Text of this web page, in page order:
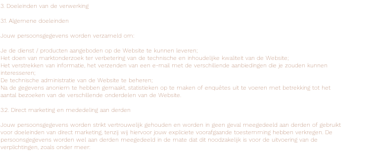
3. Doeleinden van de verwerking
3.1. Algemene doeleinden
Jouw persoonsgegevens worden verzameld om:
Je de dienst / producten aangeboden op de Website te kunnen leveren;
Het doen van marktonderzoek ter verbetering van de technische en inhoudelijke kwaliteit van de Website;
Het verstrekken van informatie, het verzenden van een e-mail met de verschillende aanbiedingen die je zouden kunnen
interesseren;
De technische administratie van de Website te beheren;
Na de gegevens anoniem te hebben gemaakt, statistieken op te maken of enquêtes uit te voeren met betrekking tot het
aantal bezoeken van de verschillende onderdelen van de Website.
3.2. Direct marketing en mededeling aan derden
Jouw persoonsgegevens worden strikt vertrouwelijk gehouden en worden in geen geval meegedeeld aan derden of gebruikt
voor doeleinden van direct marketing, tenzij wij hiervoor jouw expliciete voorafgaande toestemming hebben verkregen. De
persoonsgegevens worden wel aan derden meegedeeld in de mate dat dit noodzakelijk is voor de uitvoering van de
verplichtingen, zoals onder meer: